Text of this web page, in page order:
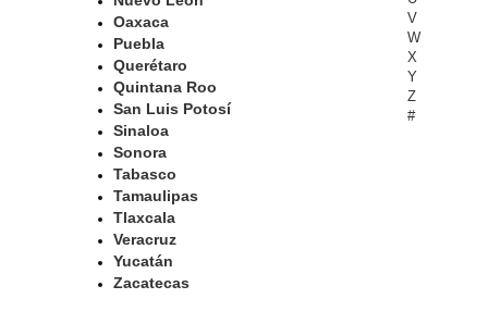
Oaxaca
Puebla
Querétaro
Quintana Roo
San Luis Potosí
Sinaloa
Sonora
Tabasco
Tamaulipas
Tlaxcala
Veracruz
Yucatán
Zacatecas
V
W
X
Y
Z
#